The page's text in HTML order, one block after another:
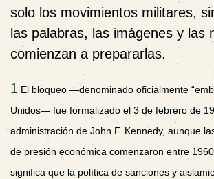
solo los movimientos militares,
las palabras, las imágenes y las
comienzan a prepararlas.
1 El bloqueo —denominado oficialmente
Unidos— fue formalizado el 3 de febrero de
administración de John F. Kennedy, aunque
de presión económica comenzaron entre
significa que la política de sanciones y